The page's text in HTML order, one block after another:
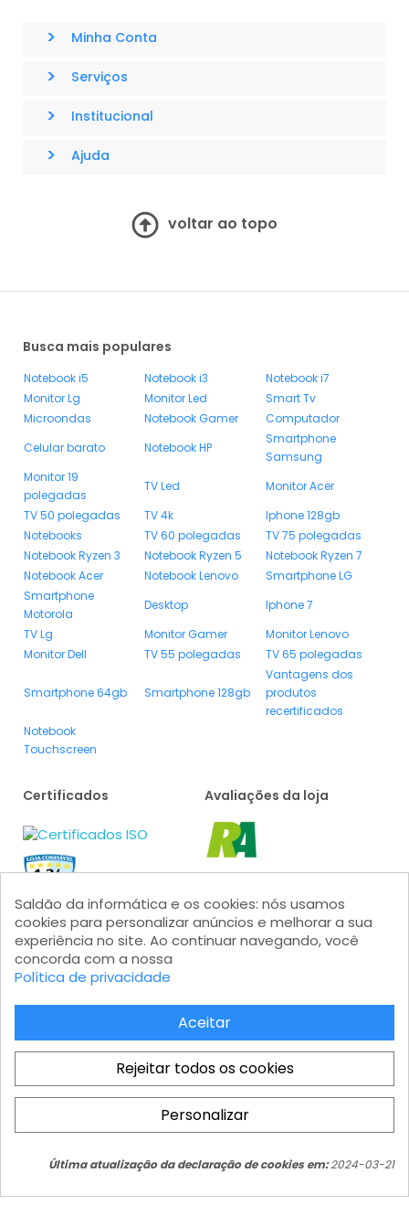
Total
R$ 999,01
> Minha Conta
> Serviços
> Institucional
> Ajuda
voltar ao topo
Busca mais populares
Notebook i5 Notebook i3
Notebook i7
Monitor Lg
Monitor Led
Smart Tv
Microondas
Notebook Gamer
Computador
Celular barato
Notebook HP
Smartphone
Samsung
Monitor 19
polegadas
TV Led
Monitor Acer
TV 50 polegadas
TV 4k
Iphone 128gb
Notebooks
TV 60 polegadas
TV 75 polegadas
Notebook Ryzen 3
Notebook Ryzen 5
Notebook Ryzen 7
Notebook Acer
Notebook Lenovo
Smartphone LG
Smartphone
Motorola
Desktop
Iphone 7
TV Lg
Monitor Gamer
Monitor Lenovo
Monitor Dell
TV 55 polegadas TV 65 polegadas
Smartphone 64gb Smartphone 128gb
Vantagens dos
produtos
recertificados
Notebook
Touchscreen
Certificados Avaliações da loja
Formas de pagamento
Saldão da Informática LTDA - CNPJ: 15.383.046/0001-04 - IE:
- SP - Modular 2 - Castelo Branco - Galpão 08 - CEP 06460-200
Saldão da informática e os cookies: nós usamos
cookies para personalizar anúncios e melhorar a sua
experiência no site. Ao continuar navegando, você
concorda com a nossa
Política de privacidade
Aceitar
Rejeitar todos os cookies
Personalizar
Última atualização da declaração de cookies em:2024-03-21